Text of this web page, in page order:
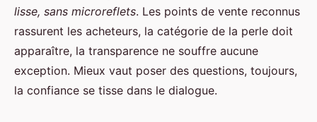
lisse, sans microreflets. Les points de vente reconnus
rassurent les acheteurs, la catégorie de la perle doit
apparaître, la transparence ne souffre aucune
exception. Mieux vaut poser des questions, toujours,
la confiance se tisse dans le dialogue.